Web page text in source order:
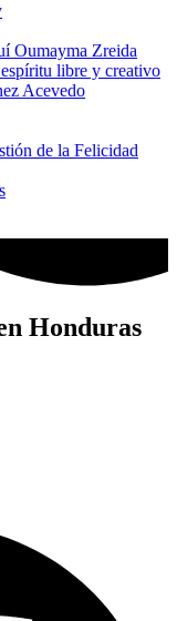
Oumayma Zreida
libre y creativo
Acevedo
de la Felicidad
Honduras